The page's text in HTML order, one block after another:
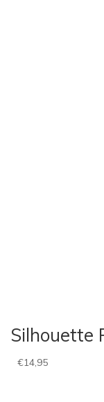
Silhouette
€14,95